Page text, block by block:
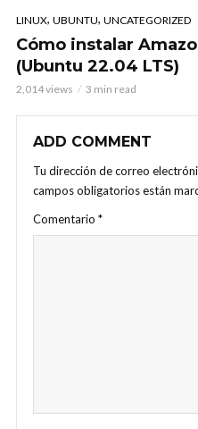
LINUX, UBUNTU, UNCATEGORIZED
Cómo instalar
(Ubuntu 22.04 LTS)
2,014 views 3 min read
ADD COMMENT
Tu dirección de correo
campos obligatorios están
Comentario *